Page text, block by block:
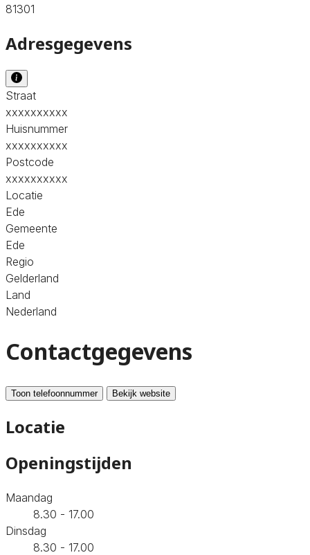
81301
Adresgegevens
Straat
xxxxxxxxxx
Huisnummer
xxxxxxxxxx
Postcode
xxxxxxxxxx
Locatie
Ede
Gemeente
Ede
Regio
Gelderland
Land
Nederland
Contactgegevens
Toon telefoonnummer Bekijk website
Locatie
Openingstijden
Maandag
8.30 - 17.00
Dinsdag
8.30 - 17.00